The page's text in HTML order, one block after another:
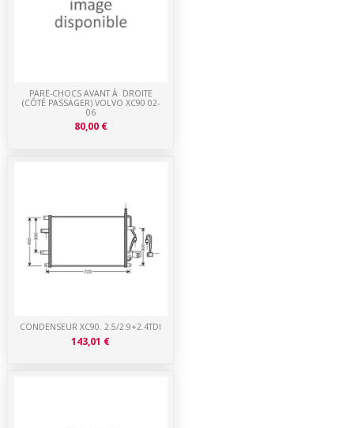
CONDENSEUR XC90. 2.5/2.9+2.4TDI
143,01 €
PARE-CHOCS AVANT À DROITE
(CÔTÉ PASSAGER) VOLVO XC90 02-
06
80,00 €